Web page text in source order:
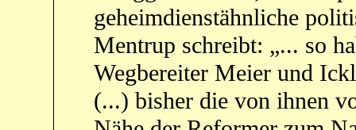
geheimdienstähnliche
Mentrup schreibt: „... so
Wegbereiter Meier und
(...) bisher die von ihnen